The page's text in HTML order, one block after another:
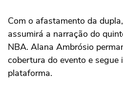
Com o afastamento da
assumirá a narração do
NBA. Alana Ambrósio
cobertura do evento e segue
plataforma.